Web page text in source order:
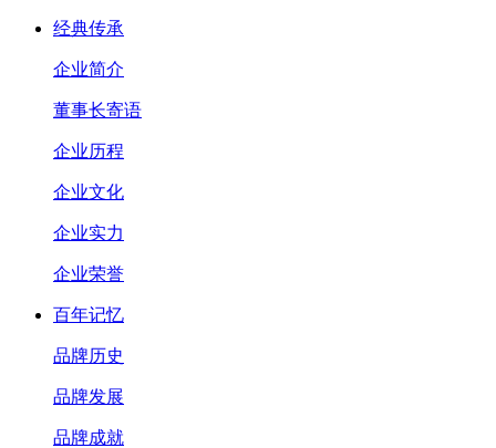
经典传承
企业简介
董事长寄语
企业历程
企业文化
企业实力
企业荣誉
百年记忆
品牌历史
品牌发展
品牌成就